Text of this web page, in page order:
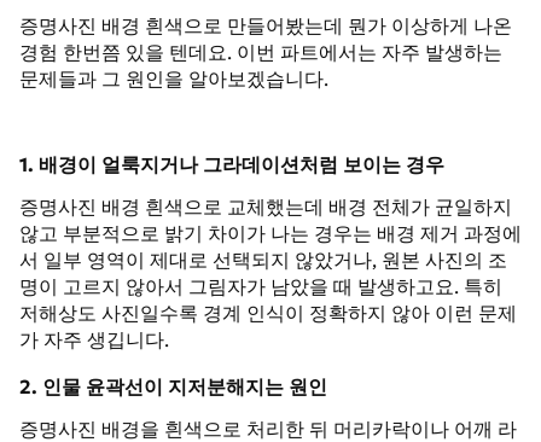
증명사진 배경 흰색으로 만들어봤는데 뭔가 이상하게 나온
경험 한번쯤 있을 텐데요. 이번 파트에서는 자주 발생하는
문제들과 그 원인을 알아보겠습니다.
1. 배경이 얼룩지거나 그라데이션처럼 보이는 경우
증명사진 배경 흰색으로 교체했는데 배경 전체가 균일하지
않고 부분적으로 밝기 차이가 나는 경우는 배경 제거 과정에
서 일부 영역이 제대로 선택되지 않았거나, 원본 사진의 조
명이 고르지 않아서 그림자가 남았을 때 발생하고요. 특히
저해상도 사진일수록 경계 인식이 정확하지 않아 이런 문제
가 자주 생깁니다.
2. 인물 윤곽선이 지저분해지는 원인
증명사진 배경을 흰색으로 처리한 뒤 머리카락이나 어깨 라